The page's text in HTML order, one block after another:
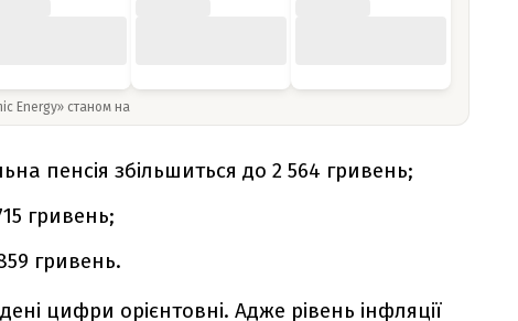
Energy» станом на
пенсія збільшиться до 2 564 гривень;
гривень;
гривень.
цифри орієнтовні. Адже рівень інфляції